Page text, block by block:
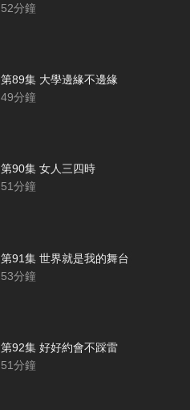
52分鐘
第89集 大學邊緣不邊緣
49分鐘
第90集 女人三四時
51分鐘
第91集 世界就是我的舞台
53分鐘
第92集 好好約會不踩雷
51分鐘